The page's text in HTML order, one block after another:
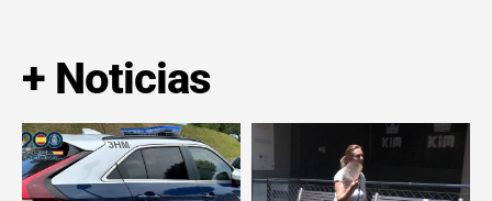
+ Noticias